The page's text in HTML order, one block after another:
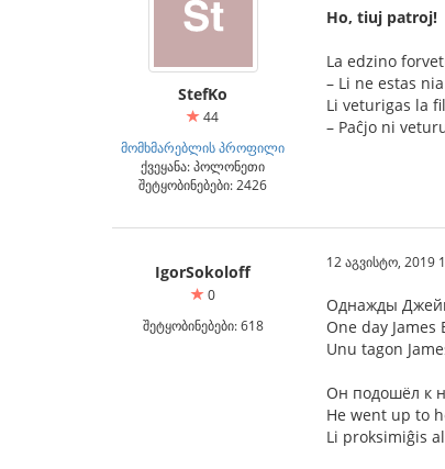
StefKo
44
მომხმარებლის პროფილი
ქვეყანა: პოლონეთი
შეტყობინებები: 2426
Ho, tiuj patroj!
La edzino
– Li ne estas
Li veturigas la
– Paĉjo ni
IgorSokoloff
0
შეტყობინებები: 618
12 აგვისტო, 2019
Однажды
One day
Unu tagon
Он подошёл к
He went up to
Li proksimiĝis